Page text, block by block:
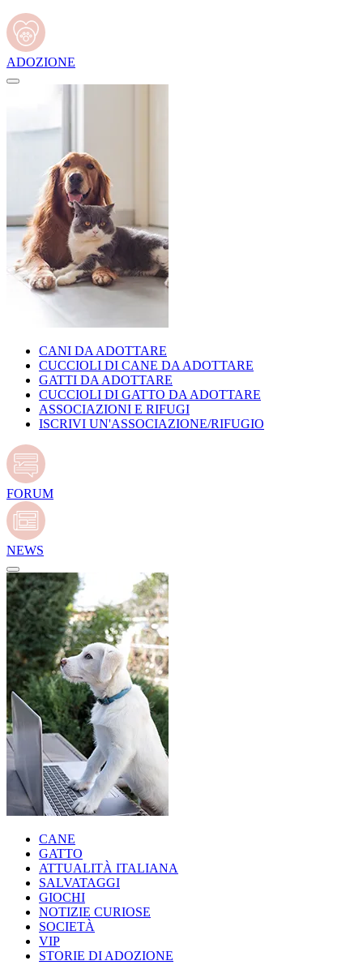
ADOZIONE
CANI DA ADOTTARE
CUCCIOLI DI CANE DA ADOTTARE
GATTI DA ADOTTARE
CUCCIOLI DI GATTO DA ADOTTARE
ASSOCIAZIONI E RIFUGI
ISCRIVI UN'ASSOCIAZIONE/RIFUGIO
FORUM
NEWS
CANE
GATTO
ATTUALITÀ ITALIANA
SALVATAGGI
GIOCHI
NOTIZIE CURIOSE
SOCIETÀ
VIP
STORIE DI ADOZIONE